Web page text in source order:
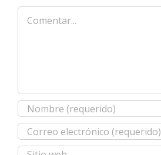
Comentar